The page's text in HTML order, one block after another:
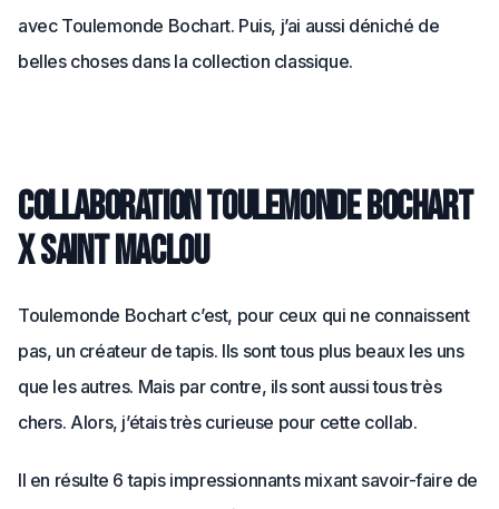
avec Toulemonde Bochart. Puis, j’ai aussi déniché de
belles choses dans la collection classique.
Collaboration Toulemonde Bochart
x Saint Maclou
Toulemonde Bochart c’est, pour ceux qui ne connaissent
pas, un créateur de tapis. Ils sont tous plus beaux les uns
que les autres. Mais par contre, ils sont aussi tous très
chers. Alors, j’étais très curieuse pour cette collab.
Il en résulte 6 tapis impressionnants mixant savoir-faire de